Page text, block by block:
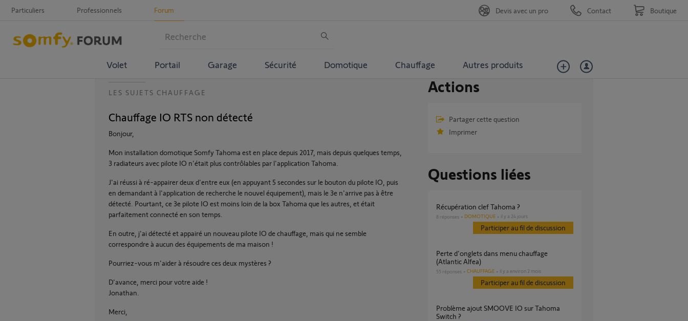
Particuliers Professionnels Forum
Volet Portail Garage Sécurité Domotique Chauffage Autres produits
Devis avec un pro Contact Boutique
LES SUJETS CHAUFFAGE
Chauffage IO RTS non détecté
Bonjour,
Mon installation domotique Somfy Tahoma est en place depuis 2017, mais depuis quelques temps,
3 radiateurs avec pilote IO n'était plus contrôlables par l'application Tahoma.
J'ai réussi à ré-appairer deux d'entre eux (en appuyant 5 secondes sur le bouton du pilote IO, puis
en demandant à l'application de recherche le nouvel équipement), mais le 3e n'arrive pas à être
détecté. Pourtant, ce 3e pilote IO est moins loin de la box Tahoma que les autres, et était
parfaitement connecté en son temps.
En outre, j'ai détecté et appairé un nouveau pilote IO de chauffage, mais qui ne semble
correspondre à aucun des équipements de ma maison !
Pourriez-vous m'aider à résoudre ces deux mystères ?
D'avance, merci pour votre aide !
Jonathan.
Merci,
Actions
Partager cette question
Imprimer
Questions liées
Récupération clef Tahoma ?
8 réponses DOMOTIQUE il y a 24 jours
Participer au fil de discussion
Perte d'onglets dans menu chauffage
(Atlantic Alfea)
55 réponses CHAUFFAGE il y a environ 2 mois
Participer au fil de discussion
Problème ajout SMOOVE IO sur Tahoma
Switch ?